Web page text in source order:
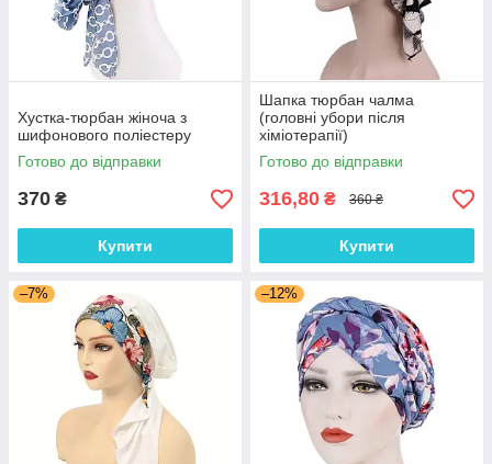
Хустка-тюрбан жіноча з
шифонового поліестеру
Готово до відправки
370 ₴
Купити
Шапка тюрбан чалма
(головні убори після
хіміотерапії)
Готово до відправки
316,80 ₴ 360 ₴
Купити
–7% –12%